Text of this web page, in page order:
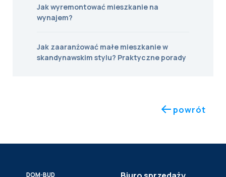
Jak wyremontować mieszkanie na
wynajem?
Jak zaaranżować małe mieszkanie w
skandynawskim stylu? Praktyczne porady
powrót
DOM-BUD